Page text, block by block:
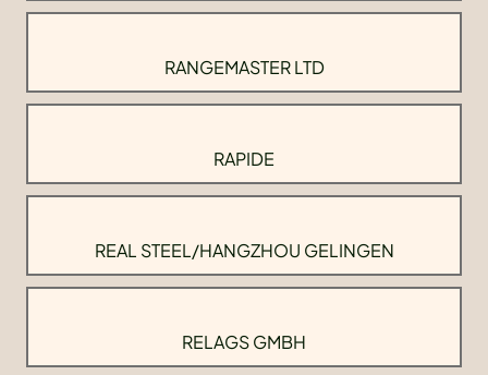
RANGEMASTER LTD
RAPIDE
REAL STEEL/HANGZHOU GELINGEN
RELAGS GMBH